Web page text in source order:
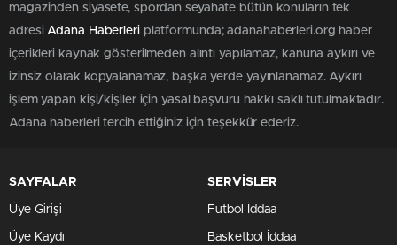
magazinden siyasete, spordan seyahate bütün konuların tek
adresi Adana Haberleriplatformunda; adanahaberleri.org haber
içerikleri kaynak gösterilmeden alıntı yapılamaz, kanuna aykırı ve
izinsiz olarak kopyalanamaz, başka yerde yayınlanamaz. Aykırı
işlem yapan kişi/kişiler için yasal başvuru hakkı saklı tutulmaktadır.
Adana haberleri tercih ettiğiniz için teşekkür ederiz.
SAYFALAR
Üye Girişi
Üye Kaydı
SERVİSLER
Futbol İddaa
Basketbol İddaa